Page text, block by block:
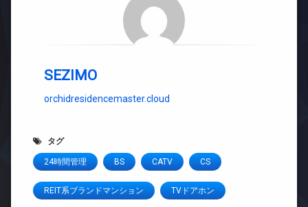
SEZIMO
orchidresidencemaster.cloud
タグ
24時間管理 BS CATV CS
REIT系ブランドマンション TVドアホン